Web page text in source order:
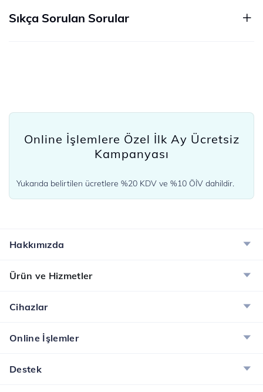
Sıkça Sorulan Sorular
Online İşlemlere Özel İlk Ay Ücretsiz
Kampanyası
Yukarıda belirtilen ücretlere %20 KDV ve %10 ÖİV dahildir.
Hakkımızda
Ürün ve Hizmetler
Cihazlar
Online İşlemler
Destek